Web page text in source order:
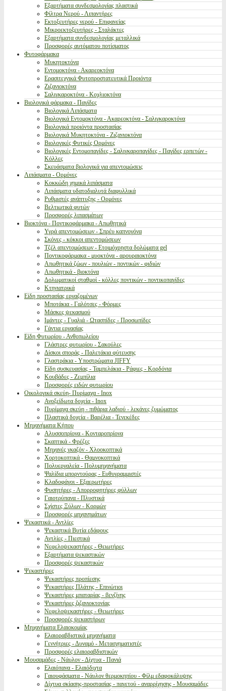
Εξαρτήματα συνδεσμολογίας πλαστικά
Φίλτρα Νερού - Λιπαντήρες
Εκτοξευτήρες νερού - Επιφανείας
Μικροεκτοξευτήρες - Σταλάκτες
Εξαρτήματα συνδεσμολογίας μεταλλικά
Προσφορές αυτόματου ποτίσματος
Φυτοφάρμακα
Μυκητοκτόνα
Εντομοκτόνα - Ακαρεοκτόνα
Ερασιτεχνικά Φυτοπροστατευτικά Προιόντα
Ζιζανιοκτόνα
Σαλιγκαροκτόνα - Κοχλιοκτόνα
Βιολογικά φάρμακα - Παγίδες
Βιολογικά Λιπάσματα
Βιολογικά Εντομοκτόνα - Ακαρεοκτόνα - Σαλιγκαροκτόνα
Βιολογικά προιόντα προστασίας
Βιολογικά Μυκητοκτόνα - Ζιζανιοκτόνα
Βιολογικές Φυτικές Ορμόνες
Βιολογικές Εντομοπαγίδες - Σαλιγκαροπαγίδες - Παγίδες ερπετών -
Κόλλες
Σκευάσματα βιολογικά για απεντομώσεις
Λιπάσματα - Ορμόνες
Κοκκώδη χημικά λιπάσματα
Λιπάσματα υδατοδιαλυτά διαφυλλικά
Ρυθμιστές ανάπτυξης - Ορμόνες
Βελτιωτικά φυτών
Προσφορές λιπασμάτων
Βιοκτόνα - Ποντικοφάρμακα - Απωθητικά
Υγρά απεντομώσεων - Σπρέυ καπνογόνα
Σκόνες - κόκκοι απεντομώσεων
Τζέλ απεντομώσεων - Ετοιμόχρηστα δολώματα gel
Ποντικοφάρμακα - μυοκτόνα - αρουραιοκτόνα
Απωθητικά ζώων - πουλιών - ποντικών - φιδιών
Απωθητικά - βιοκτόνα
Δολωματικοί σταθμοί - κόλλες ποντικών - ποντικοπαγίδες
Κτηνιατρικά
Είδη προστασίας εργαζομένων
Μποτάκια - Γαλότσες - Φόρμες
Μάσκες ψεκασμού
Ιμάντες - Γυαλιά - Ωτασπίδες - Προσωπίδες
Γάντια εργασίας
Είδη Φυτωρίου - Ανθοπωλείου
Γλάστρες φυτωρίου - Σακούλες
Δίσκοι σποράς - Παλετάκια φύτευσης
Γλαστράκια - Υποστρώματα JIFFY
Είδη συσκευασίας - Ταμπελάκια - Ράφιες - Κορδόνια
Κουβάδες - Ζεμπίλια
Προσφορές ειδών φυτωρίου
Οικολογικά σκεύη- Πυρίμαχα - Inox
Ανοξείδωτα δοχεία - Inox
Πυρίμαχα σκεύη - πιθάρια λαδιού - λεκάνες ζυμώματος
Πλαστικά δοχεία - Βαρέλια - Τενεκέδες
Μηχανήματα Κήπου
Αλυσσοπρίονα - Κονταροπρίονα
Σκαπτικά - Φρέζες
Μηχανές γκαζόν - Χλοοκοπτικά
Χορτοκοπτικά - Θαμνοκοπτικά
Πολυεργαλεία - Πολυμηχανήματα
Ψαλίδια μπορντούρας - Ευθυγραμμιστές
Κλαδοφάγοι - Εξαερωτήρες
Φυσητήρες - Απορροφητήρες φύλλων
Γαιοτρύπανα - Πλυστικά
Σχίστες Ξύλων - Κορμών
Προσφορές μηχανημάτων
Ψεκαστικά - Αντλίες
Ψεκαστικά Βυτία εδάφους
Αντλίες - Πιεστικά
Νεφελοψεκαστήρες - Θειωτήρες
Εξαρτήματα ψεκαστικών
Προσφορές ψεκαστικών
Ψεκαστήρες
Ψεκαστήρες προπίεσης
Ψεκαστήρες Πλάτης - Επινώτιοι
Ψεκαστήρες μπαταρίας - βενζίνης
Ψεκαστήρες ζιζανιοκτονίας
Νεφελοψεκαστήρες - Θειωτήρες
Προσφορές ψεκαστήρων
Μηχανήματα Ελαιοκομίας
Ελαιοραβδιστικά μηχανήματα
Γεννήτριες - Δυναμό - Μετασχηματιστές
Προσφορές ελαιοραβδιστικών
Μουσαμάδες - Νάυλον - Δίχτυα - Πανιά
Ελαιόπανα - Ελαιόδιχτα
Γαιουφάσματα - Νάυλον θερμοκηπίου - Φίλμ εδαφοκάλυψης
Δίχτυα σκίασης-προστασίας - παγετού - αναρρίχησης - Μουσαμάδες